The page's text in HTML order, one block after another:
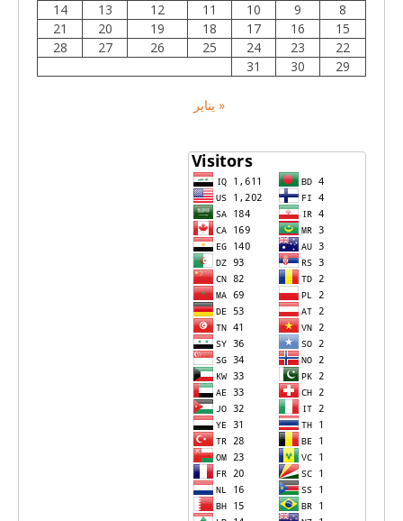
8
9
10
11
12
13
14
15
16
17
18
19
20
21
22
23
24
25
26
27
28
29
30
31
« يناير